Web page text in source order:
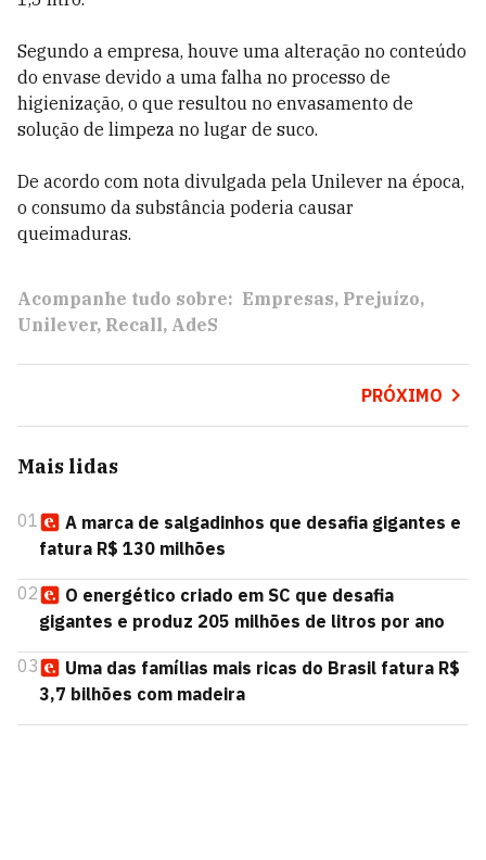
Segundo a empresa, houve uma alteração no conteúdo
do envase devido a uma falha no processo de
higienização, o que resultou no envasamento de
solução de limpeza no lugar de suco.
De acordo com nota divulgada pela Unilever na época,
o consumo da substância poderia causar
queimaduras.
Acompanhe tudo sobre: Empresas Prejuízo
Unilever Recall AdeS
PRÓXIMO
Mais lidas
01
A marca de salgadinhos que desafia gigantes e
fatura R$ 130 milhões
02
O energético criado em SC que desafia
gigantes e produz 205 milhões de litros por ano
03
Uma das famílias mais ricas do Brasil fatura R$
3,7 bilhões com madeira